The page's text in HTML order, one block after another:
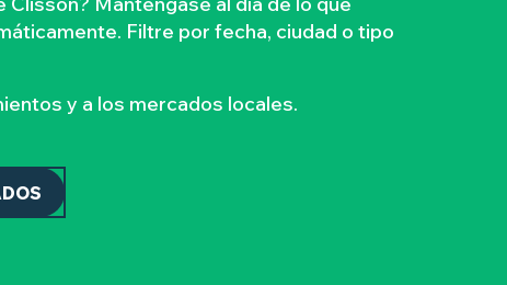
Filtre por fecha, ciudad o tipo
y a los mercados locales.